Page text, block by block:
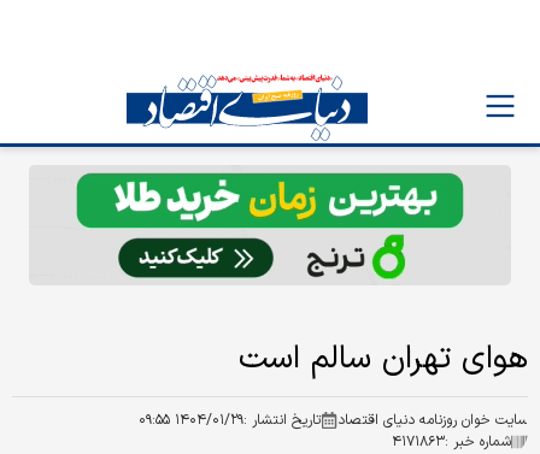
هوای تهران سالم است
سایت خوان روزنامه دنیای اقتصاد تاریخ انتشار :۱۴۰۴/۰۱/۲۹ ۰۹:۵۵
شماره خبر :۴۱۷۱۸۶۳